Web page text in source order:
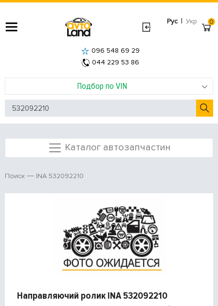
Рус | Укр
Подбор по VIN
096 548 69 29
044 229 53 86
0
Каталог автозапчастин
Поиск INA 532092210
Направляючий ролик INA 532092210